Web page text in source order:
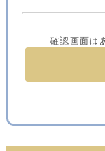
確認画面は